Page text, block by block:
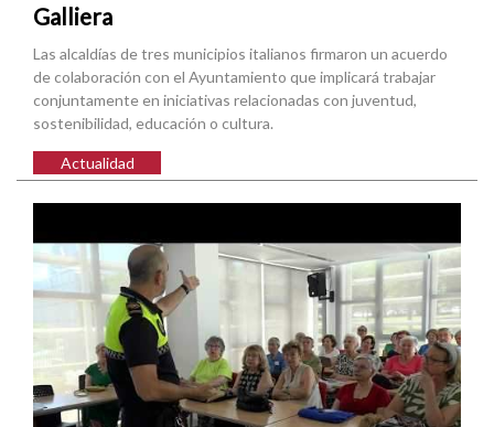
Galliera
Las alcaldías de tres municipios italianos firmaron un acuerdo
de colaboración con el Ayuntamiento que implicará trabajar
conjuntamente en iniciativas relacionadas con juventud,
sostenibilidad, educación o cultura.
Actualidad